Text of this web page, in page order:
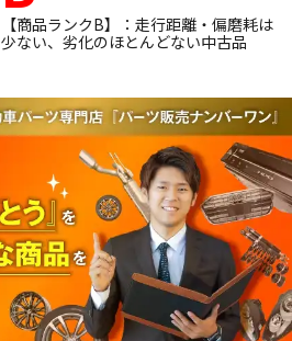
【商品ランクB】：走行距離・偏磨耗は
少ない、劣化のほとんどない中古品